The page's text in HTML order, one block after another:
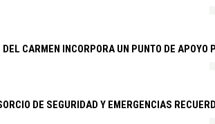
DEL CARMEN INCORPORA UN PUNTO DE
DE SEGURIDAD Y EMERGENCIAS